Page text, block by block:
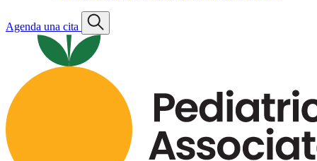
Agenda una cita